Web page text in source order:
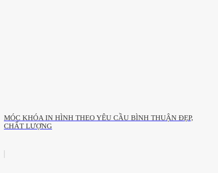
MÓC KHÓA IN HÌNH THEO YÊU CẦU BÌNH THUẬN ĐẸP,
CHẤT LƯỢNG